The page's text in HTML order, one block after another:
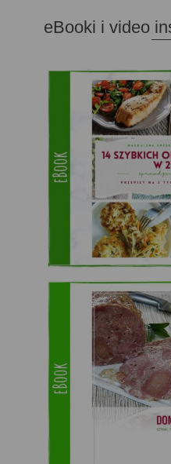
eBooki i video